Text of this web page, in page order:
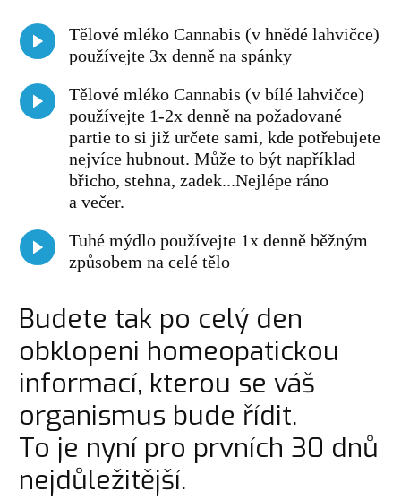
Tělové mléko Cannabis (v hnědé lahvičce)
používejte 3x denně na spánky
Tělové mléko Cannabis (v bílé lahvičce)
používejte 1-2x denně na požadované
partie to si již určete sami, kde potřebujete
nejvíce hubnout. Může to být například
břicho, stehna, zadek...Nejlépe ráno
a večer.
Tuhé mýdlo používejte 1x denně běžným
způsobem na celé tělo
Budete tak po celý den
obklopeni homeopatickou
informací, kterou se váš
organismus bude řídit.
To je nyní pro prvních 30 dnů
nejdůležitější.